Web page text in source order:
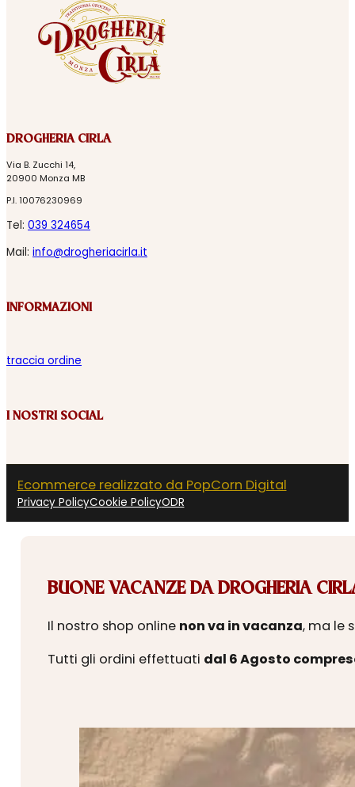
DROGHERIA CIRLA
Via B. Zucchi 14,
20900 Monza MB
P.I. 10076230969
Tel: 039 324654
Mail: info@drogheriacirla.it
INFORMAZIONI
traccia ordine
I NOSTRI SOCIAL
Ecommerce realizzato da PopCorn Digital
Privacy PolicyCookie PolicyODR
BUONE VACANZE DA DROGHERIA
Il nostro shop online non va in vacanza, ma le
Tutti gli ordini effettuati dal 6 Agosto